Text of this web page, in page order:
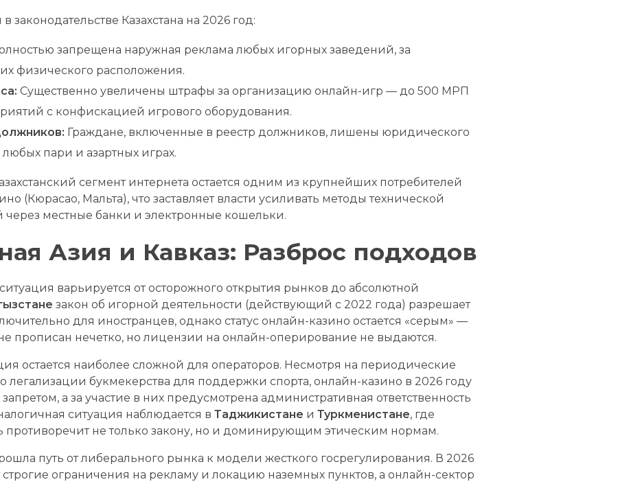
Казахстана на 2026 год:
запрещена наружная реклама любых игорных заведений, за
физического расположения.
Существенно увеличены штрафы за организацию онлайн-игр — до 500 МРП
с конфискацией игрового оборудования.
Граждане, включенные в реестр должников, лишены юридического
любых пари и азартных играх.
сегмент интернета остается одним из крупнейших потребителей
(Кюрасао, Мальта), что заставляет власти усиливать методы технической
через местные банки и электронные кошельки.
Азия и Кавказ: Разброс подходов
варьируется от осторожного открытия рынков до абсолютной
закон об игорной деятельности (действующий с 2022 года) разрешает
для иностранцев, однако статус онлайн-казино остается «серым» —
прописан нечетко, но лицензии на онлайн-оперирование не выдаются.
остается наиболее сложной для операторов. Несмотря на периодические
букмекерства для поддержки спорта, онлайн-казино в 2026 году
а за участие в них предусмотрена административная ответственность
ситуация наблюдается вТаджикистане иТуркменистане, где
противоречит не только закону, но и доминирующим этическим нормам.
путь от либерального рынка к модели жесткого госрегулирования. В 2026
строгие ограничения на рекламу и локацию наземных пунктов, а онлайн-сектор